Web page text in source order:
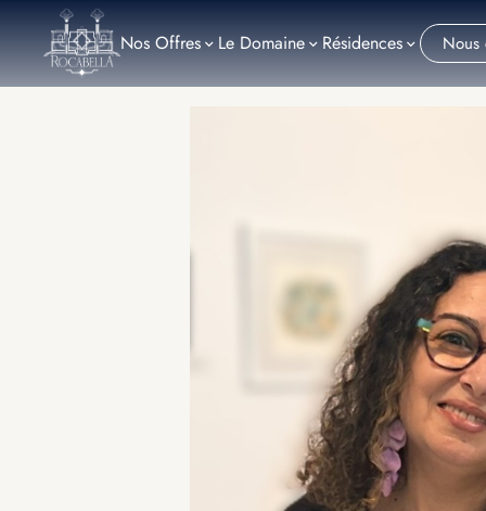
NosOffres Le Domaine Résidences Nous